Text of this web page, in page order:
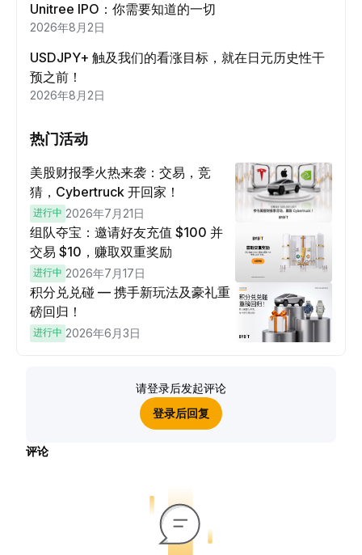
Unitree IPO：你需要知道的一切
2026年8月2日
USDJPY+ 触及我们的看涨目标，就在日元历史性干
预之前！
2026年8月2日
热门活动
美股财报季火热来袭：交易，竞
猜，Cybertruck 开回家！
进行中 2026年7月21日
组队夺宝：邀请好友充值 $100 并
交易 $10，赚取双重奖励
进行中 2026年7月17日
积分兑兑碰 — 携手新玩法及豪礼重
磅回归！
进行中 2026年6月3日
请登录后发起评论
登录后回复
评论